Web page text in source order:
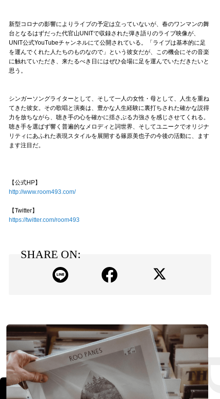
新型コロナの影響によりライブの予定は立っていないが、春のワンマンの舞
台となるはずだった代官山UNITで収録された弾き語りのライブ映像が、
UNIT公式YouTubeチャンネルにて公開されている。「ライブは基本的に足
を運んでくれた人たちのものなので」という彼女だが、この機会にその音楽
に触れていただき、来たるべき日にはぜひ会場に足を運んでいただきたいと
思う。
シンガーソングライターとして、そして一人の女性・母として、人生を重ね
てきた彼女。その歌唱と演奏は、豊かな人生経験に裏打ちされた確かな説得
力を放ちながら、聴き手の心を確かに揺さぶる力強さを感じさせてくれる。
聴き手を選ばず響く普遍的なメロディと詞世界、そしてユニークでオリジナ
リティにあふれた表現スタイルを展開する篠原美也子の今後の活動に、ます
ます注目だ。
【公式HP】
http://www.room493.com/
【Twitter】
https://twitter.com/room493
SHARE ON: